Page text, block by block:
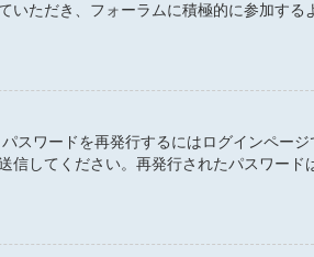
いただき、フォーラムに積極的に参加する
スワードを再発行するにはログインページ
信してください。再発行されたパスワード